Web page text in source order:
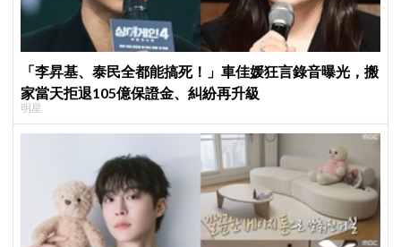
「李昇基、泰民全都能搞死！」車佳媛狂言錄音曝光，搬
家當天拒退105億保證金、糾紛再升級
明星